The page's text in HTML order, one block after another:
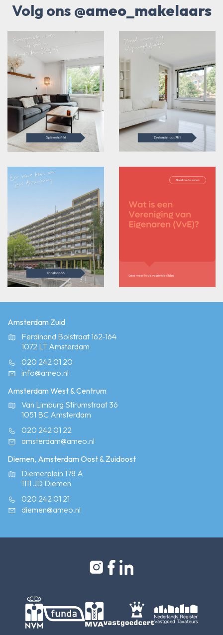
Volg ons @ameo_makelaars
Amsterdam Zuid
Ferdinand Bolstraat 162-164
1072 LT Amsterdam
020 242 01 20
info@ameo.nl
Amsterdam West & Centrum
Van Limburg Stirumstraat 36
1051 BC Amsterdam
020 242 01 22
amsterdam@ameo.nl
Diemen, Amsterdam Oost & Zuidoost
Diemerplein 178 A
1111 JD Diemen
020 242 01 21
diemen@ameo.nl